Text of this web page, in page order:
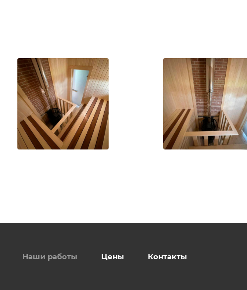
Наши работы Цены Контакты